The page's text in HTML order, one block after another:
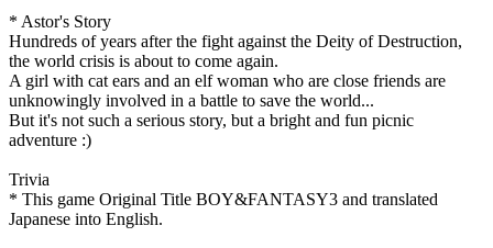
* Astor's Story
Hundreds of years after the fight against the Deity of Destruction,
the world crisis is about to come again.
A girl with cat ears and an elf woman who are close friends are
unknowingly involved in a battle to save the world...
But it's not such a serious story, but a bright and fun picnic
adventure :)
Trivia
* This game Original Title BOY&FANTASY3 and translated
Japanese into English.